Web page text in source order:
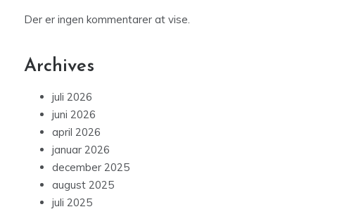
Der er ingen kommentarer at vise.
Archives
juli 2026
juni 2026
april 2026
januar 2026
december 2025
august 2025
juli 2025